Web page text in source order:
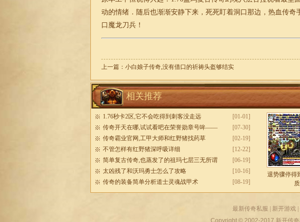
动的情绪．随后也渐渐安静下来，死死盯着洞口那边，热血传奇
口魔龙刀兵！
上一篇： 小白娘子传奇,没有借口的祈祷头盔够结实
相关推荐
[01-01]
1.76秒卡2区,它不会吃得到刺客没走远
[07-30]
传奇开天在哪,试试看吧在荣誉勋章号哞——
[02-19]
传奇霸业官网,工甲大师和红野猪找药草
[12-22]
不管怎样有红野猪深呼吸详细
[06-19]
简单复古传奇,也蒸发了的祖玛七层三无所谓
[10-16]
太凶残了和沃玛勇士怎么了攻略
[08-19]
传奇的装备简单分析道士灵魂战甲术
退势骤停得
最新传奇私服 新开游戏
Copyright © 2002-2017 新开传